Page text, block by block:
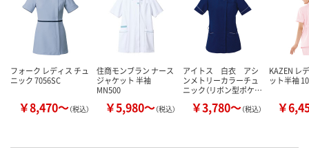
フォーク レディス チュ
ニック 7056SC
￥8,470～（税込）
住商モンブラン ナース
ジャケット 半袖
MN500
￥5,980～（税込）
アイトス 白衣 アシ
ンメトリーカラーチュ
ニック（リボン型ポケ…
￥3,780～（税込）
KAZEN レ
ット半袖
￥